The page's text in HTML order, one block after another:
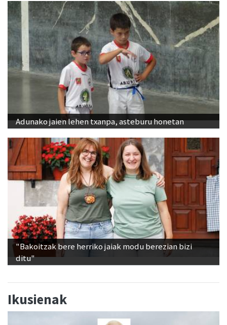
Adunako jaien lehen txanpa, asteburu honetan
"Bakoitzak bere herriko jaiak modu berezian bizi
ditu"
Ikusienak